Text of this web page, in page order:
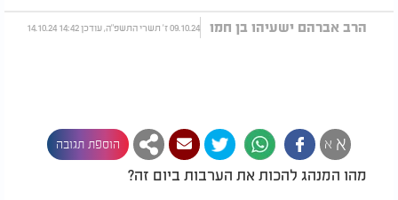
הרב אברהם ישעיהו בן חמו 09.10.24 ז' תשרי התשפ"ה, עודכן 14:42 14.10.24
א א הוספת תגובה
מהו המנהג להכות את הערבות ביום זה?